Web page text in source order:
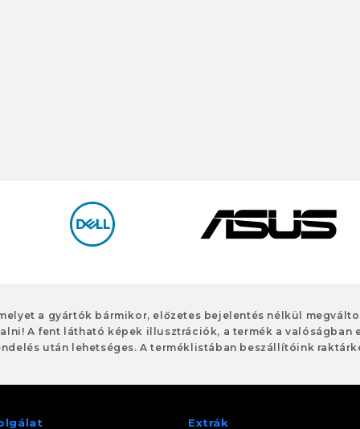
a gyártók bármikor, előzetes bejelentés nélkül
A fent látható képek illusztrációk, a termék a valóságban
után lehetséges. A terméklistában beszállítóink
Extrák